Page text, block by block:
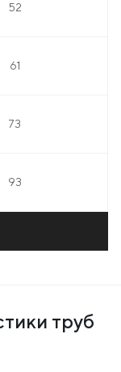
52
61
73
93
труб